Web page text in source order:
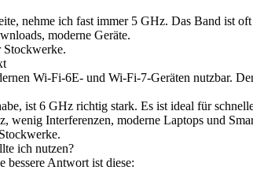
nehme ich fast immer 5 GHz. Das Band ist
moderne Geräte.
Stockwerke.
Wi-Fi-6E- und Wi-Fi-7-Geräten nutzbar.
ist 6 GHz richtig stark. Es ist ideal für
wenig Interferenzen, moderne Laptops und
ich nutzen?
Antwort ist diese: